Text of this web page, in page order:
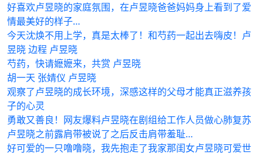
好喜欢卢昱晓的家庭氛围，在卢昱晓爸爸妈妈身上看到了爱
情最美好的样子…
今天沈焕不用上学，真是太棒了！和芍药一起出去嗨皮！卢
昱晓 边程 卢昱晓
芍药，快请嬷嬷来，共赏 卢昱晓
胡一天 张婧仪 卢昱晓
观察了卢昱晓的成长环境，深感这样的父母才能真正滋养孩
子的心灵
勇敢又善良！网友爆料卢昱晓在剧组给工作人员做心肺复苏
卢昱晓之前露肩带被说了之后反击肩带羞耻…
好可爱的一只噜噜晓，我先抱走了我家那闺女卢昱晓可爱世